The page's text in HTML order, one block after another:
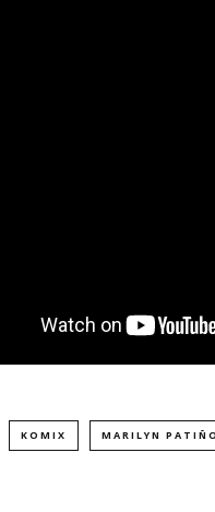
KOMIX MARILYN PATIÑO